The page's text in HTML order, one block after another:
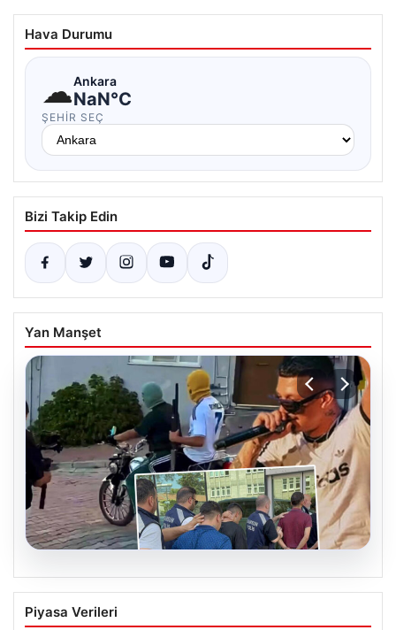
Hava Durumu
☁Ankara
NaN°C
ŞEHIR SEÇ
Bizi Takip Edin
Yan Manşet
06.08.2026
Rapçi Keskin’in Klip Çekimi Nedeniyle
Gözaltına Alınması
Piyasa Verileri